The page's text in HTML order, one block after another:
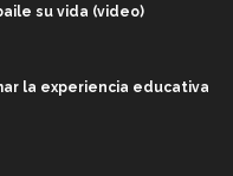
su vida (video)
la experiencia educativa